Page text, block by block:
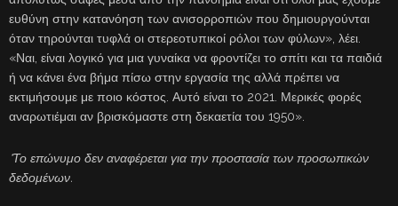
ευθύνη στην κατανόηση των ανισορροπιών που δημιουργούνται
όταν τηρούνται τυφλά οι στερεοτυπικοί ρόλοι των φύλων», λέει.
«Ναι, είναι λογικό για μια γυναίκα να φροντίζει το σπίτι και τα παιδιά
ή να κάνει ένα βήμα πίσω στην εργασία της αλλά πρέπει να
εκτιμήσουμε με ποιο κόστος. Αυτό είναι το 2021. Μερικές φορές
αναρωτιέμαι αν βρισκόμαστε στη δεκαετία του 1950».
*Το επώνυμο δεν αναφέρεται για την προστασία των προσωπικών
δεδομένων.